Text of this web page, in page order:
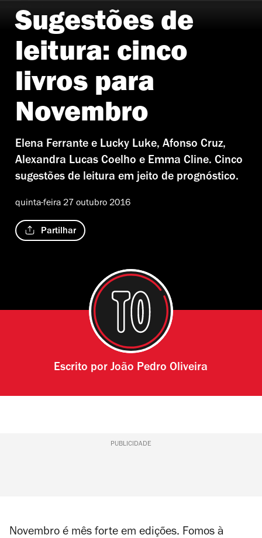
©Morris
Sugestões de
leitura: cinco
livros para
Novembro
Elena Ferrante e Lucky Luke, Afonso Cruz,
Alexandra Lucas Coelho e Emma Cline. Cinco
sugestões de leitura em jeito de prognóstico.
quinta-feira 27 outubro 2016
Partilhar
Escrito porJoão Pedro Oliveira
PUBLICIDADE
Novembro é mês forte em edições. Fomos à